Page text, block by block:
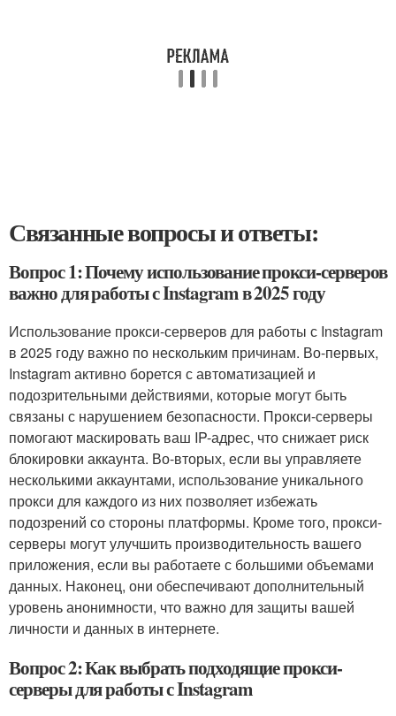
Связанные вопросы и ответы:
Вопрос 1: Почему использование прокси-серверов
важно для работы с Instagram в 2025 году
Использование прокси-серверов для работы с Instagram
в 2025 году важно по нескольким причинам. Во-первых,
Instagram активно борется с автоматизацией и
подозрительными действиями, которые могут быть
связаны с нарушением безопасности. Прокси-серверы
помогают маскировать ваш IP-адрес, что снижает риск
блокировки аккаунта. Во-вторых, если вы управляете
несколькими аккаунтами, использование уникального
прокси для каждого из них позволяет избежать
подозрений со стороны платформы. Кроме того, прокси-
серверы могут улучшить производительность вашего
приложения, если вы работаете с большими объемами
данных. Наконец, они обеспечивают дополнительный
уровень анонимности, что важно для защиты вашей
личности и данных в интернете.
Вопрос 2: Как выбрать подходящие прокси-
серверы для работы с Instagram